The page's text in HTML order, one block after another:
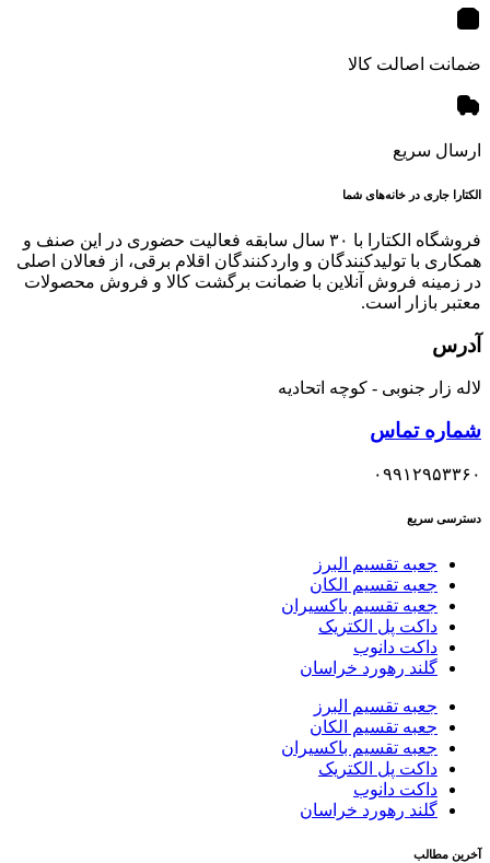
ضمانت اصالت کالا
ارسال سریع
الکتارا جاری در خانه‌های شما
فروشگاه الکتارا با ۳۰ سال سابقه فعالیت حضوری در این صنف و
همکاری با تولیدکنندگان و واردکنندگان اقلام برقی، از فعالان اصلی
در زمینه فروش آنلاین با ضمانت برگشت کالا و فروش محصولات
معتبر بازار است.
آدرس
لاله زار جنوبی - کوچه اتحادیه
شماره تماس
۰۹۹۱۲۹۵۳۳۶۰
دسترسی سریع
جعبه تقسیم البرز
جعبه تقسیم الکان
جعبه تقسیم باکسیران
داکت پل الکتریک
داکت دانوب
گلند رهورد خراسان
جعبه تقسیم البرز
جعبه تقسیم الکان
جعبه تقسیم باکسیران
داکت پل الکتریک
داکت دانوب
گلند رهورد خراسان
آخرین مطالب